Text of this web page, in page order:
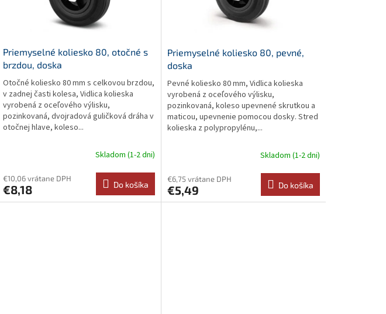
Priemyselné koliesko 80, otočné s
brzdou, doska
Otočné koliesko 80 mm s celkovou brzdou,
v zadnej časti kolesa, Vidlica kolieska
vyrobená z oceľového výlisku,
pozinkovaná, dvojradová guličková dráha v
otočnej hlave, koleso...
Skladom (1-2 dni)
€10,06 vrátane DPH
€8,18 Do košíka
Priemyselné koliesko 80, pevné,
doska
Pevné koliesko 80 mm, Vidlica kolieska
vyrobená z oceľového výlisku,
pozinkovaná, koleso upevnené skrutkou a
maticou, upevnenie pomocou dosky. Stred
kolieska z polypropylénu,...
Skladom (1-2 dni)
€6,75 vrátane DPH
€5,49 Do košíka